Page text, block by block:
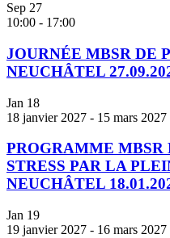
Sep 27
10:00 - 17:00
JOURNÉE MBSR DE
NEUCHÂTEL
Jan 18
18 janvier 2027 - 15 mars 2027
PROGRAMME MBSR
STRESS PAR LA
NEUCHÂTEL
Jan 19
19 janvier 2027 - 16 mars 2027